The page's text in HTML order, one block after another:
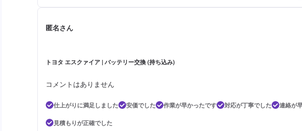
匿名さん
トヨタ エスクァイア | バッテリー交換 (持ち込み)
コメントはありません
仕上がりに満足しました 安価でした 作業が早かったです 対応が丁寧でした
連絡が
見積もりが正確でした